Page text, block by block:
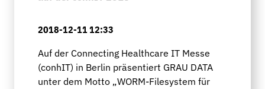
2018-12-11 12:33
Auf der Connecting Healthcare IT Messe
(conhIT) in Berlin präsentiert GRAU DATA
unter dem Motto „WORM-Filesystem für